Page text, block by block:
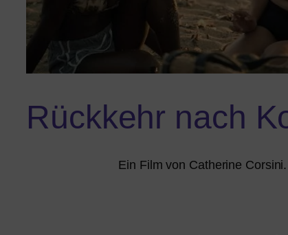
Rückkehr nach
Ein Film von Catherine Corsini.